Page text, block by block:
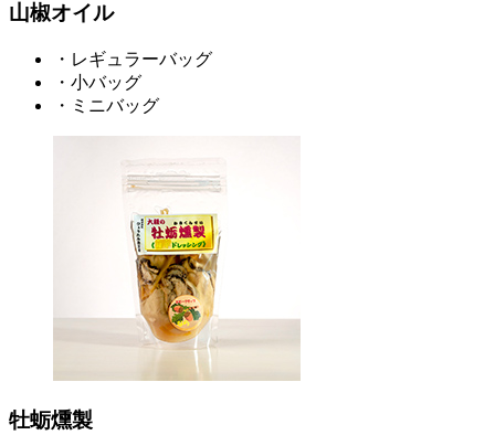
山椒オイル
・レギュラーバッグ
・小バッグ
・ミニバッグ
牡蛎燻製